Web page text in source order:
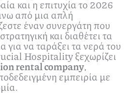
και η επιτυχία το 2026
από μια απλή
έναν συνεργάτη που
και διαθέτει τα
για να ταράξει τα νερά του
Hospitality ξεχωρίζει
rental company,
εμπειρία με